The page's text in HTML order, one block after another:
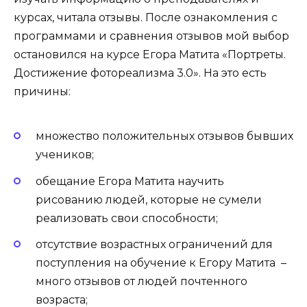
курсах, читала отзывы. После ознакомления с
программами и сравнения отзывов мой выбор
остановился на курсе Егора Матита «Портреты.
Достижение фотореализма 3.0». На это есть
причины:
множество положительных отзывов бывших
учеников;
обещание Егора Матита научить
рисованию людей, которые не сумели
реализовать свои способности;
отсутствие возрастных ограничений для
поступления на обучение к Егору Матита –
много отзывов от людей почтенного
возраста;